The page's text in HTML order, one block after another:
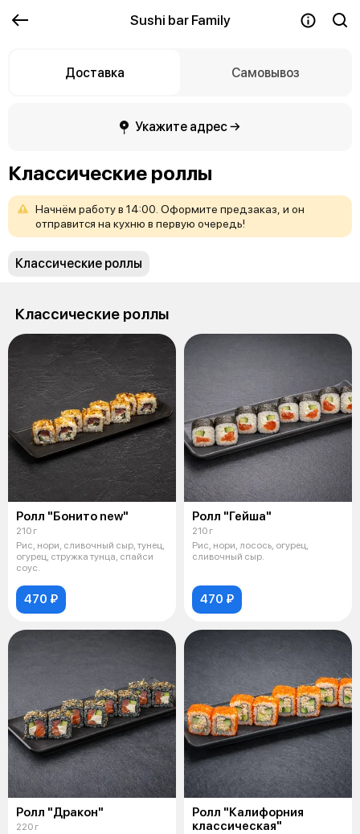
Sushi bar Family
Доставка Самовывоз
Укажите адрес →
Классические роллы
Начнём работув 14:00. Оформите предзаказ, и он
отправится на кухню в первую очередь!
Классические роллы
Классические роллы
Ролл "Бонито new"
210 г
Рис, нори, сливочный сыр, тунец,
огурец, стружка тунца, спайси
соус.
470 ₽
Ролл "Гейша"
210 г
Рис, нори, лосось, огурец,
сливочный сыр.
470 ₽
Ролл "Дракон"
220 г
Ролл "Калифорния
классическая"